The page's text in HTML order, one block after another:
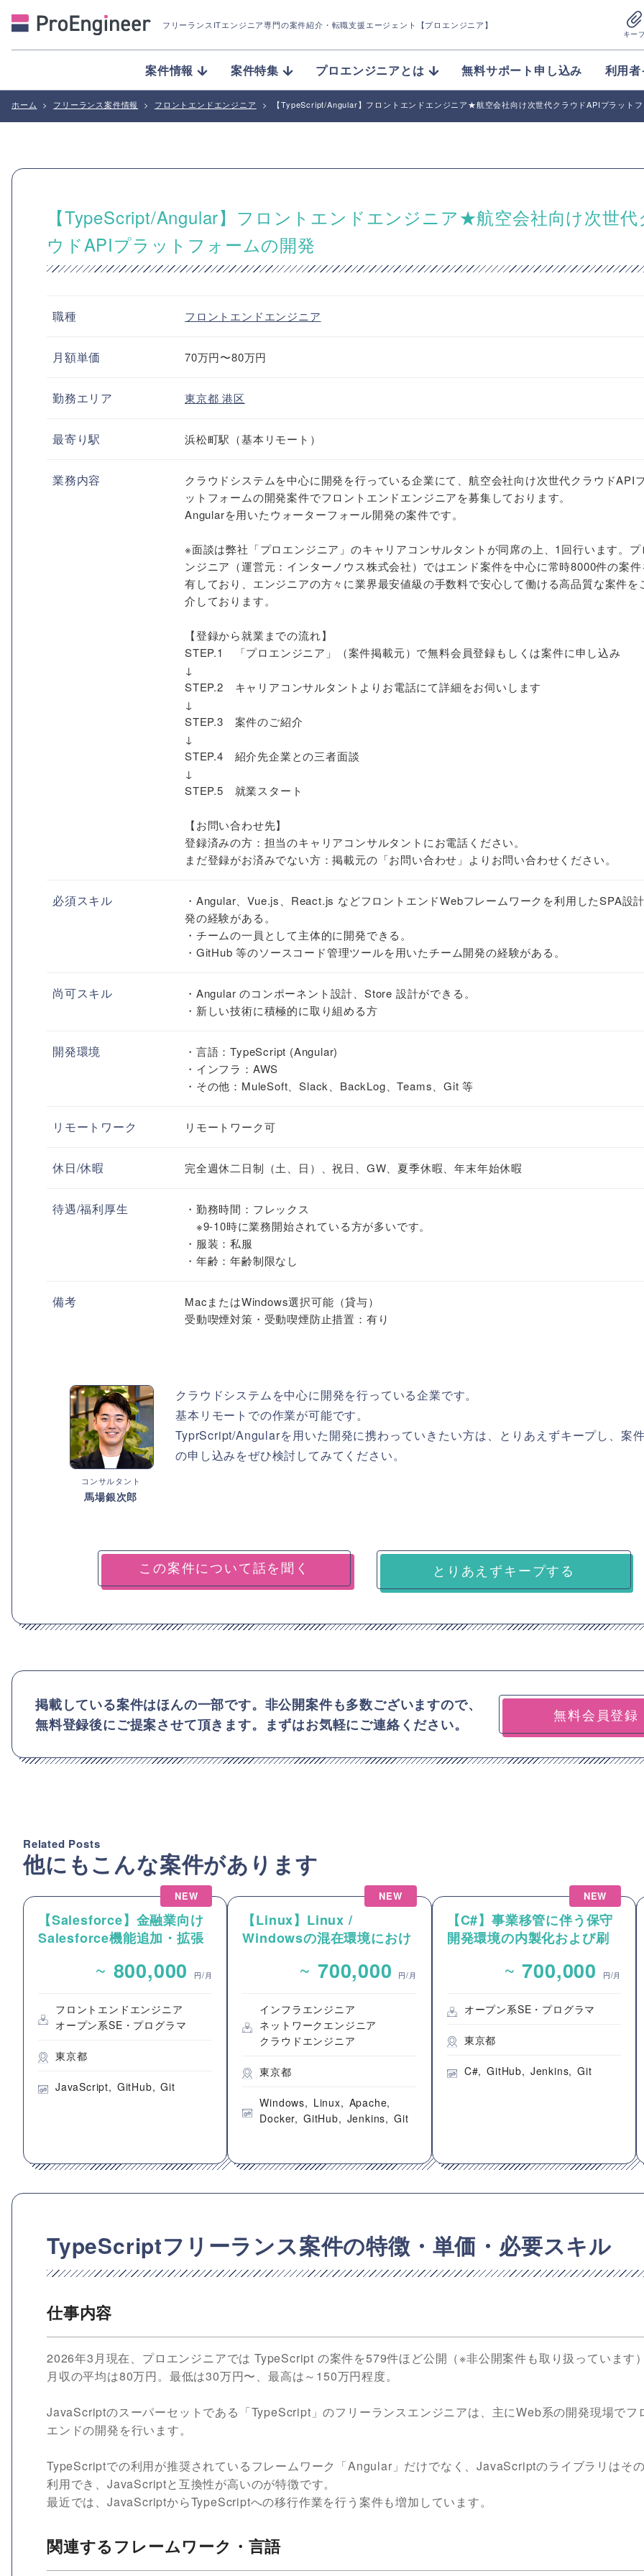
フリーランスITエンジニア専門の案件紹介 ・転職支援エージェント【プロエンジニア】
キー
案件情報 案件特集 プロエンジニアとは 無料サポート申し込み 利用
ホーム > フリーランス案件情報 > フロントエンドエンジニア > 【TypeScript/Angular】フロントエンドエンジニア★航空会社向け次世代クラウドAPIプラット
【TypeScript/Angular】フロントエンドエンジニア★航空会社向け次世
ウドAPIプラットフォームの開発
職種 フロントエンドエンジニア
月額単価 70万円〜80万円
勤務エリア 東京都港区
最寄り駅 浜松町駅（基本リモート）
業務内容
クラウドシステムを中心に開発を行っている企業にて、航空会社向け次世代クラウドAPI
ットフォームの開発案件でフロントエンドエンジニアを募集しております。
Angularを用いたウォーターフォール開発の案件です。
※面談は弊社「プロエンジニア」のキャリアコンサルタントが同席の上、1回行います。プ
ンジニア（運営元：インターノウス株式会社）ではエンド案件を中心に常時8000件の案
有しており、エンジニアの方々に業界最安値級の手数料で安心して働ける高品質な案件を
介しております。
【登録から就業までの流れ】
STEP.1 「プロエンジニア」（案件掲載元）で無料会員登録もしくは案件に申し込み
↓
STEP.2 キャリアコンサルタントよりお電話にて詳細をお伺いします
↓
STEP.3 案件のご紹介
↓
STEP.4 紹介先企業との三者面談
↓
STEP.5 就業スタート
【お問い合わせ先】
登録済みの方：担当のキャリアコンサルタントにお電話ください。
まだ登録がお済みでない方：掲載元の「お問い合わせ」よりお問い合わせください。
必須スキル
・Angular、Vue.js、React.js などフロントエンドWebフレームワークを利用したSPA設
発の経験がある。
・チームの一員として主体的に開発できる。
・GitHub 等のソースコード管理ツールを用いたチーム開発の経験がある。
尚可スキル
・Angular のコンポーネント設計、Store 設計ができる。
・新しい技術に積極的に取り組める方
開発環境
・言語：TypeScript (Angular)
・インフラ：AWS
・その他：MuleSoft、Slack、BackLog、Teams、Git 等
リモートワーク リモートワーク可
休日/休暇 完全週休二日制（土、日）、祝日、GW、夏季休暇、年末年始休暇
待遇/福利厚生
・勤務時間：フレックス
※9-10時に業務開始されている方が多いです。
・服装：私服
・年齢：年齢制限なし
備考
MacまたはWindows選択可能（貸与）
受動喫煙対策・受動喫煙防止措置：有り
コンサルタント
馬場銀次郎
クラウドシステムを中心に開発を行っている企業です。
基本リモートでの作業が可能です。
TyprScript/Angularを用いた開発に携わっていきたい方は、とりあえずキープし、案
の申し込みをぜひ検討してみてください。
とりあえずキープする
掲載している案件はほんの一部です。非公開案件も多数ございますので、
無料登録後にご提案させて頂きます。まずはお気軽にご連絡ください。
無料会員登録
Related Posts
他にもこんな案件があります
NEW
【Salesforce】金融業向け
Salesforce機能追加・拡張
~ 800,000 円/月
フロントエンドエンジニア
オープン系SE・プログラマ
東京都
JavaScript GitHub Git
NEW
【Linux】Linux /
Windowsの混在環境におけ
環境の構築案件
~ 700,000 円/月
インフラエンジニア
ネットワークエンジニア
クラウドエンジニア
東京都
Windows Linux
Apache
Docker
GitHub Jenkins Git
NEW
【C#】事業移管に伴う保守
開発環境の内製化および刷
（アプリ開発要員）
~ 700,000 円/月
オープン系SE・プログラマ
東京都
C# GitHub Jenkins Git
TypeScriptフリーランス案件の特徴・単価・必要スキル
仕事内容
2026年3月現在、プロエンジニアでは TypeScript の案件を579件ほど公開（※非公開案件も取り扱っています
月収の平均は80万円。最低は30万円〜、最高は～150万円程度。
JavaScriptのスーパーセットである「TypeScript」のフリーランスエンジニアは、主にWeb系の開発現場でフ
エンドの開発を行います。
TypeScriptでの利用が推奨されているフレームワーク「Angular」だけでなく、JavaScriptのライブラリはそ
利用でき、JavaScriptと互換性が高いのが特徴です。
最近では、JavaScriptからTypeScriptへの移行作業を行う案件も増加しています。
関連するフレームワーク・言語